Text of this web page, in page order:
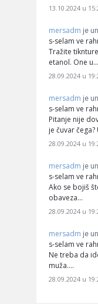
13.10.2024 u
mersadm je
s-selam ve
Tražite
etanol. One u…
28.09.2024 u
mersadm je
s-selam ve
Pitanje nije
je čuvar čega?
28.09.2024 u
mersadm je
s-selam ve
Ako se bojiš
obaveza…
28.09.2024 u
mersadm je
s-selam ve
Ne treba da
muža.…
28.09.2024 u